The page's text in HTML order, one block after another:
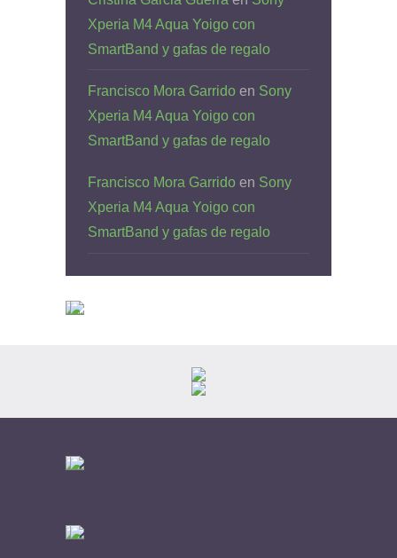
Xperia M4 Aqua Yoigo con
SmartBand y gafas de regalo
Francisco Mora Garrido en Sony
Xperia M4 Aqua Yoigo con
SmartBand y gafas de regalo
Francisco Mora Garrido en Sony
Xperia M4 Aqua Yoigo con
SmartBand y gafas de regalo